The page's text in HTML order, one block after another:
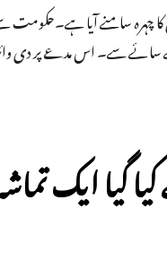
کا چہرہ سامنے آیا
سائے سے۔ اس مدعے پر دی
گیا ایک